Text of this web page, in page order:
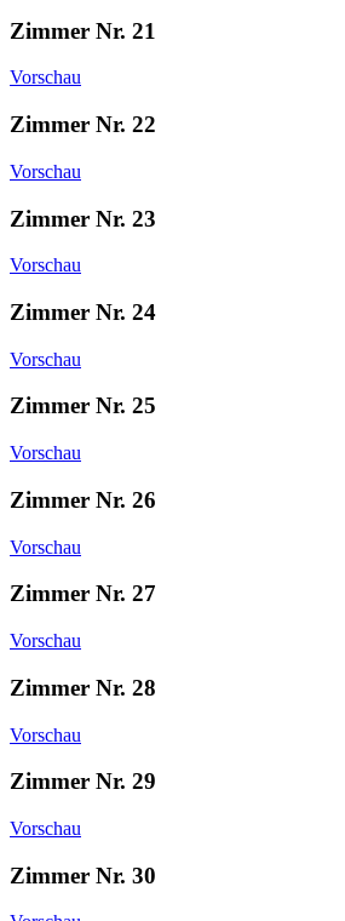
Zimmer Nr. 21
Vorschau
Zimmer Nr. 22
Vorschau
Zimmer Nr. 23
Vorschau
Zimmer Nr. 24
Vorschau
Zimmer Nr. 25
Vorschau
Zimmer Nr. 26
Vorschau
Zimmer Nr. 27
Vorschau
Zimmer Nr. 28
Vorschau
Zimmer Nr. 29
Vorschau
Zimmer Nr. 30